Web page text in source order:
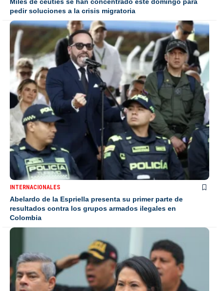
pedir soluciones a la crisis migratoria
INTERNACIONALES
Abelardo de la Espriella presenta su primer parte de
resultados contra los grupos armados ilegales en
Colombia